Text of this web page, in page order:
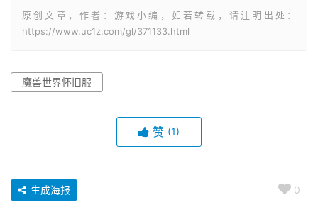
原创文章，作者：游戏小编，如若转载，请注明出处：
https://www.uc1z.com/gl/371133.html
魔兽世界怀旧服
赞 (1)
0
生成海报